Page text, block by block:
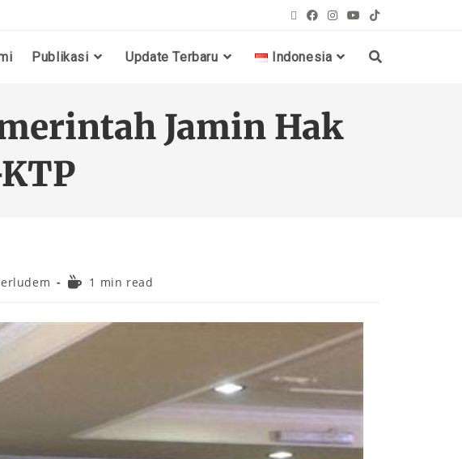
Publikasi Update Terbaru Indonesia
Jamin Hak
1 min read